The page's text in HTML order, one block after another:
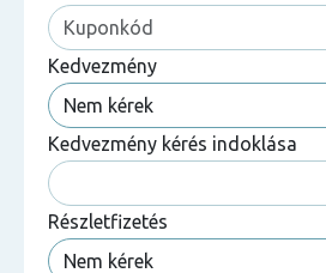
Kedvezmény
Kedvezmény kérés indoklása
Részletfizetés